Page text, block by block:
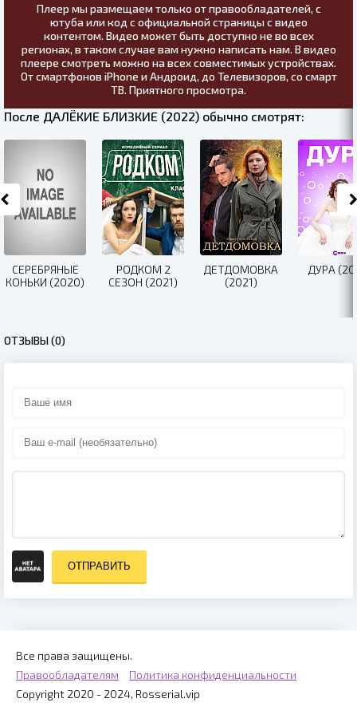
Плеер мы размещаем только от правообладателей, с
ютуба или код с официальной страницы с видео
контентом. Видео может быть доступно не во всех
регионах, в таком случае вам нужно написать нам. В видео
плеере смотреть можно на всех совместимых устройствах.
От смартфонов iPhone и Андроид, до Телевизоров, со смарт
ТВ. Приятного просмотра.
После ДАЛЁКИЕ БЛИЗКИЕ (2022) обычно смотрят:
СЕРЕБРЯНЫЕ
КОНЬКИ (2020)
РОДКОМ 2
СЕЗОН (2021)
ДЕТДОМОВКА
(2021)
ДУРА
ОТЗЫВЫ (0)
ОТПРАВИТЬ
Все права защищены.
Правообладателям
Политика конфиденциальности
Copyright 2020 - 2024, Rosserial.vip